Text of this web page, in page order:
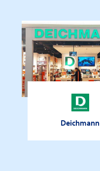
Deichmann